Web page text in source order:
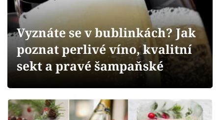
Přihlášení
Sledujte nás
Vyznáte se v bublinkách? Jak
poznat perlivé víno, kvalitní
sekt a pravé šampaňské